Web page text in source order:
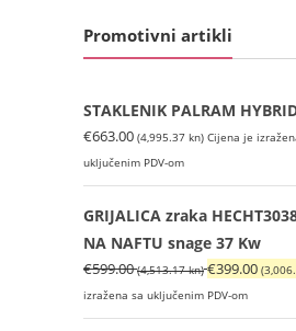
Promotivni artikli
STAKLENIK PALRAM
€663.00 (4,995.37 kn) Cijena je
uključenim PDV-om
GRIJALICA zraka
NA NAFTU snage 37 Kw
€599.00 (4,513.17 kn)Izvorna
cijena
bila
€399.00
izražena sa uključenim PDV-om